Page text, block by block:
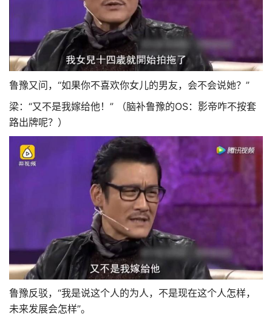
鲁豫又问，“如果你不喜欢你女儿的男友，会不会说她？”
梁：“又不是我嫁给他！” （脑补鲁豫的OS：影帝咋不按套
路出牌呢？）
鲁豫反驳，“我是说这个人的为人，不是现在这个人怎样，
未来发展会怎样”。